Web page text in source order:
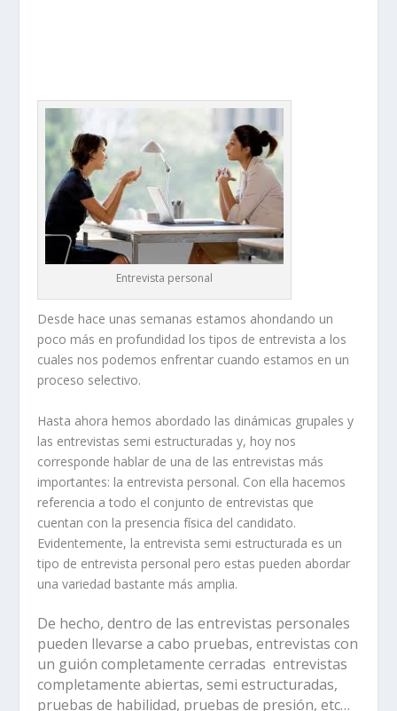
Entrevista personal
Desde hace unas semanas estamos ahondando un
poco más en profundidad los tipos de entrevista a los
cuales nos podemos enfrentar cuando estamos en un
proceso selectivo.
Hasta ahora hemos abordado las dinámicas grupales y
las entrevistas semi estructuradas y, hoy nos
corresponde hablar de una de las entrevistas más
importantes: la entrevista personal. Con ella hacemos
referencia a todo el conjunto de entrevistas que
cuentan con la presencia física del candidato.
Evidentemente, la entrevista semi estructurada es un
tipo de entrevista personal pero estas pueden abordar
una variedad bastante más amplia.
De hecho, dentro de las entrevistas personales
pueden llevarse a cabo pruebas, entrevistas con
un guión completamente cerradas entrevistas
completamente abiertas, semi estructuradas,
pruebas de habilidad, pruebas de presión, etc…